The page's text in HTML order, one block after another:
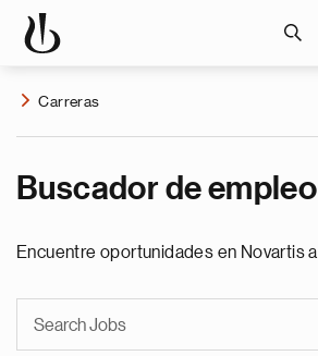
Carreras
Buscador de empleo
Encuentre oportunidades en Novartis